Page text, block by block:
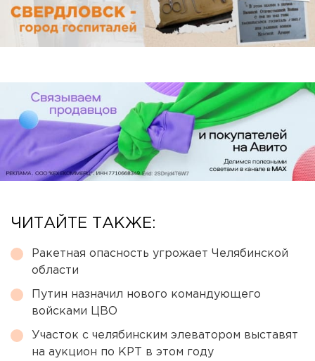
ЧИТАЙТЕ ТАКЖЕ:
Ракетная опасность угрожает Челябинской
области
Путин назначил нового командующего
войсками ЦВО
Участок с челябинским элеватором выставят
на аукцион по КРТ в этом году